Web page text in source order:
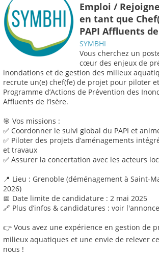
Emploi /
en tant que
PAPI Affluents
SYMBHI
Vous cherchez un
cœur des enjeux de
inondations et de gestion des milieux
recrute un(e) chef(fe) de projet pour piloter
Programme d’Actions de Prévention des
Affluents de l’Isère.
🎯 Vos missions :
✅ Coordonner le suivi global du PAPI et
✅ Piloter des projets d’aménagements
et travaux
✅ Assurer la concertation avec les acteurs
📍 Lieu : Grenoble (déménagement à Saint-
2026)
📅 Date limite de candidature : 2 mai 2025
🔗 Plus d’infos & candidatures : voir
👉 Vous avez une expérience en gestion de
milieux aquatiques et une envie de relever
nous !